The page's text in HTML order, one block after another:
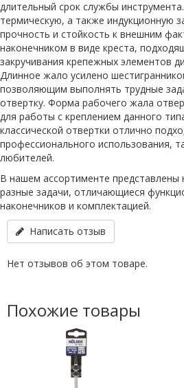
длительный срок службы
термическую, а также индукционную
прочность и стойкость к внешним
наконечником в виде креста,
закручивания крепежных элементов
Длинное жало усилено
позволяющим выполнять трудные
отвертку. Форма рабочего жала
для работы с креплением данного
классической отвертки отлично
профессионального использования,
любителей.
В нашем ассортименте
разные задачи, отличающиеся
наконечников и комплектацией.
Написать отзыв
Нет отзывов об этом товаре.
Похожие товары